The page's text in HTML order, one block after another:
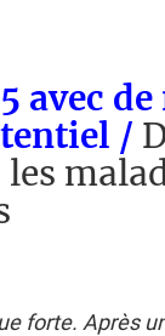
avec
/
forte. Après